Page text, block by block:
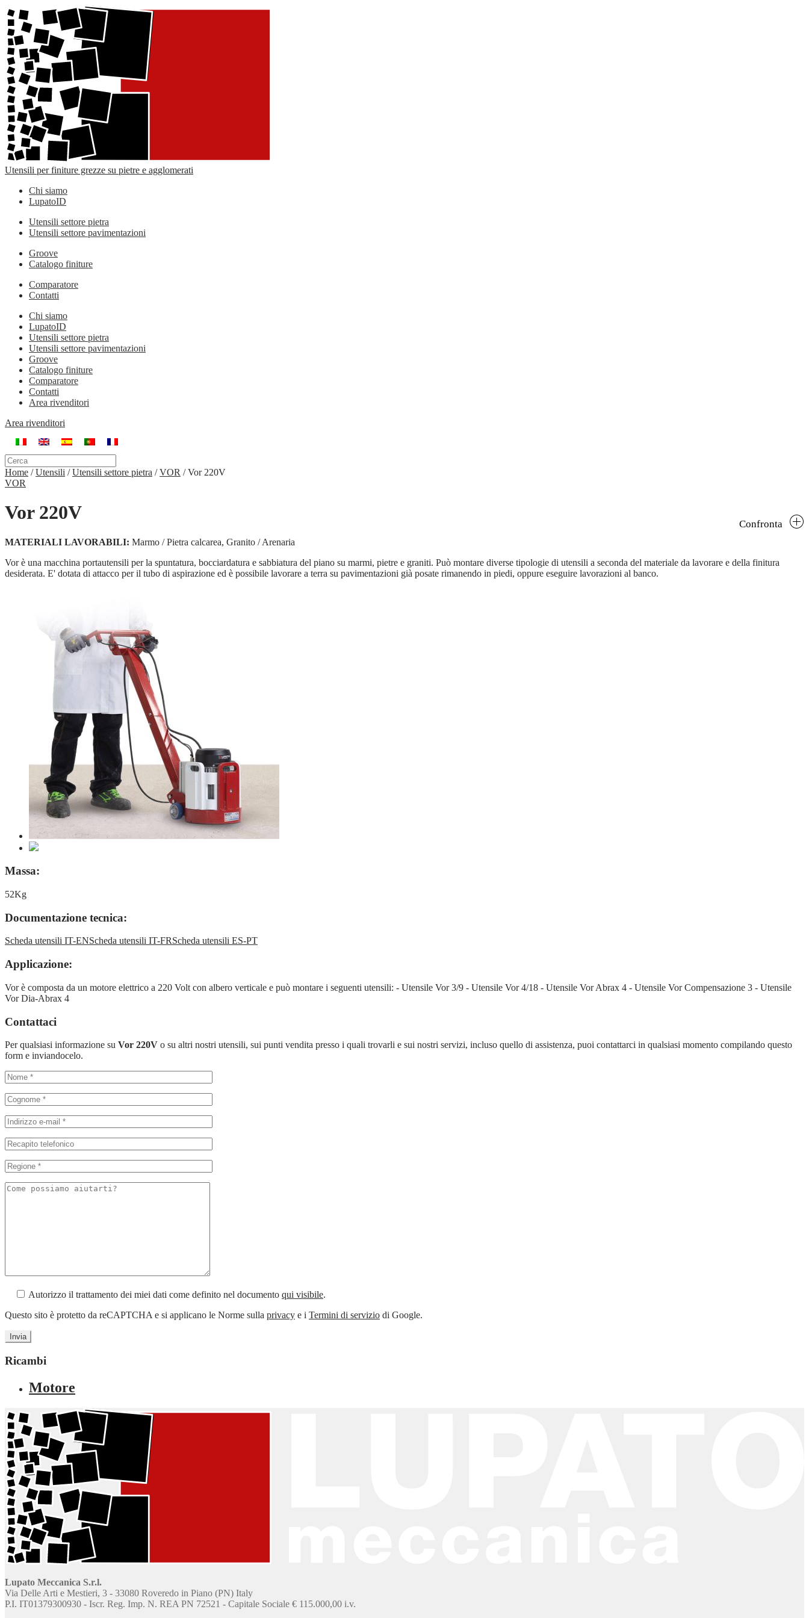
Utensili per finiture grezze su pietre e agglomerati
Chi siamo
LupatoID
Utensili settore pietra
Utensili settore pavimentazioni
Groove
Catalogo finiture
Comparatore
Contatti
Chi siamo
LupatoID
Utensili settore pietra
Utensili settore pavimentazioni
Groove
Catalogo finiture
Comparatore
Contatti
Area rivenditori
Area rivenditori
Home /Utensili /Utensili settore pietra /VOR /Vor 220V
VOR
Vor 220V
Confronta
MATERIALI LAVORABILI: Marmo / Pietra calcarea, Granito / Arenaria
Vor è una macchina portautensili per la spuntatura, bocciardatura e sabbiatura del piano su marmi, pietre e graniti. Può montare diverse tipologie di utensili a seconda del materiale da lavorare e della finitura
desiderata. E' dotata di attacco per il tubo di aspirazione ed è possibile lavorare a terra su pavimentazioni già posate rimanendo in piedi, oppure eseguire lavorazioni al banco.
Massa:
52Kg
Documentazione tecnica:
Scheda utensili IT-ENScheda utensili IT-FRScheda utensili ES-PT
Applicazione:
Vor è composta da un motore elettrico a 220 Volt con albero verticale e può montare i seguenti utensili: - Utensile Vor 3/9 - Utensile Vor 4/18 - Utensile Vor Abrax 4 - Utensile Vor Compensazione 3 - Utensile
Vor Dia-Abrax 4
Contattaci
Per qualsiasi informazione su Vor 220V o su altri nostri utensili, sui punti vendita presso i quali trovarli e sui nostri servizi, incluso quello di assistenza, puoi contattarci in qualsiasi momento compilando questo
form e inviandocelo.
Autorizzo il trattamento dei miei dati come definito nel documento qui visibile.
Questo sito è protetto da reCAPTCHA e si applicano le Norme sulla privacy e i Termini di servizio di Google.
Ricambi
Motore
Lupato Meccanica S.r.l.
Via Delle Arti e Mestieri, 3 - 33080 Roveredo in Piano (PN) Italy
P.I. IT01379300930 - Iscr. Reg. Imp. N. REA PN 72521 - Capitale Sociale € 115.000,00 i.v.